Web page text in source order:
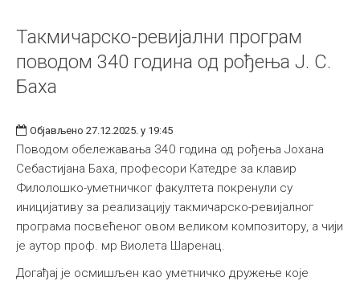
Такмичарско-ревијални програм
поводом 340 година од рођења Ј. С.
Баха
Објављено 27.12.2025. у 19:45
Поводом обележавања 340 година од рођења Јохана
Себастијана Баха, професори Катедре за клавир
Филолошко-уметничког факултета покренули су
иницијативу за реализацију такмичарско-ревијалног
програма посвећеног овом великом композитору, а чији
је аутор проф. мр Виолета Шаренац.
Догађај је осмишљен као уметничко дружење које